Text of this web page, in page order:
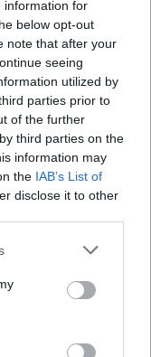
information for
below opt-out
note that after your
seeing
utilized by
parties prior to
of the further
third parties on the
information may
the IAB’s List of
disclose it to other